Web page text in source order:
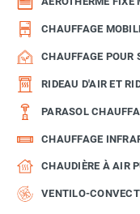
CHAUFFAGE
CHAUFFAGE POUR
RIDEAU D'AIR ET
PARASOL
CHAUFFAGE
CHAUDIÈRE À AIR
VENTILO-